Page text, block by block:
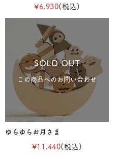
¥6,930(税込)
SOLD OUT
この商品へのお問い合わせ
ゆらゆらお月さま
¥11,440(税込)